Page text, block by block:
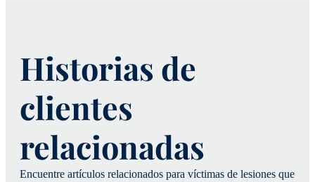
Historias de
clientes
relacionadas
Encuentre artículos relacionados para víctimas de lesiones que